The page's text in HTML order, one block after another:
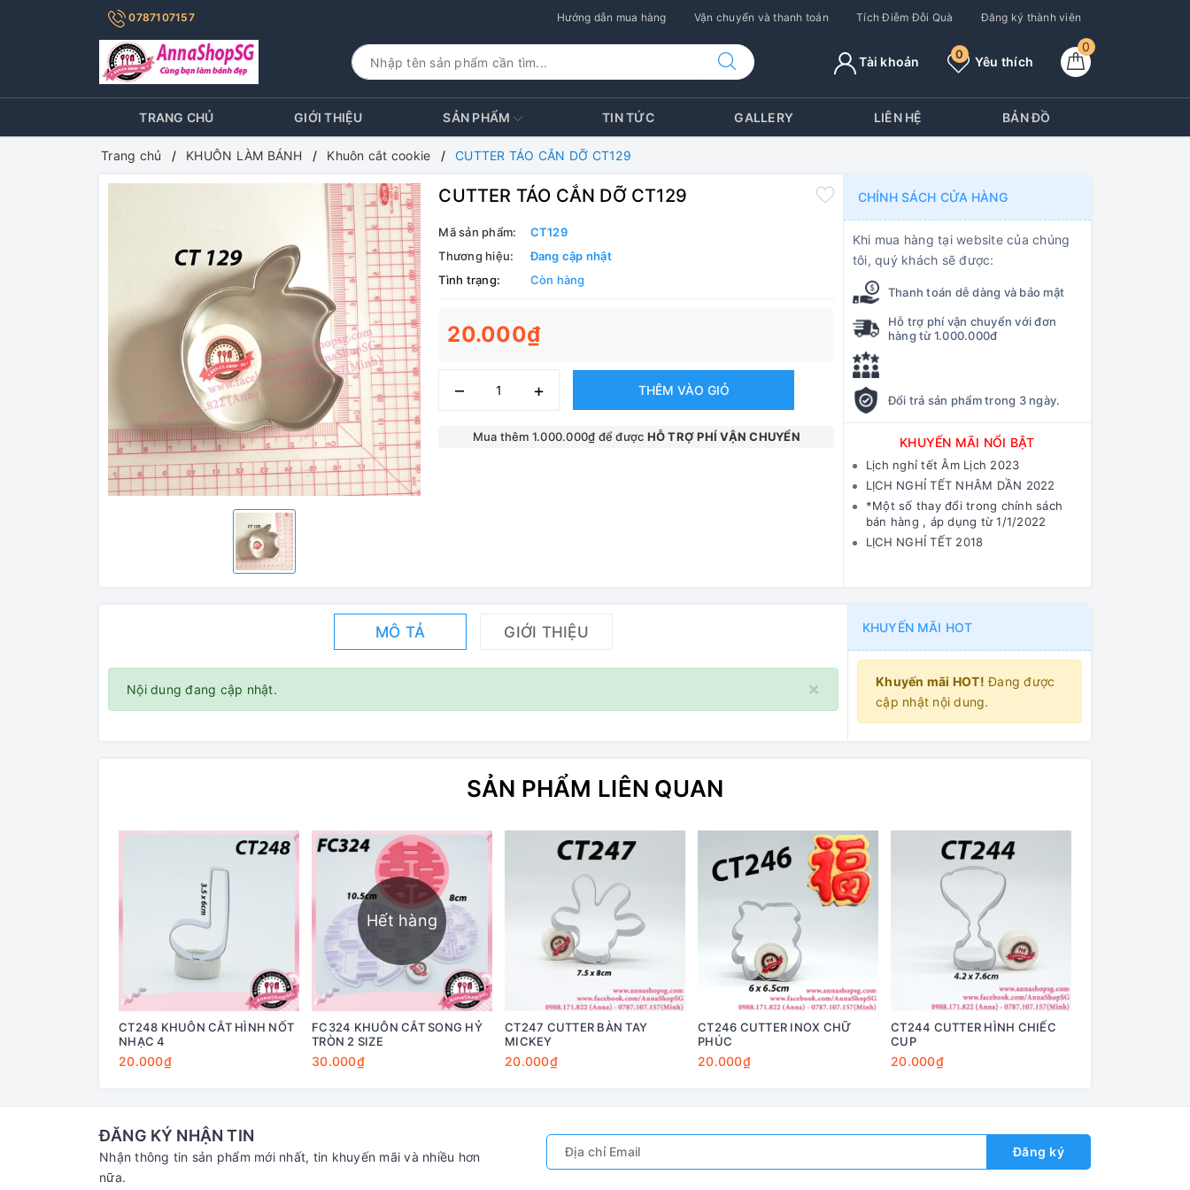
0787107157 Hướng dẫn mua hàng Vận chuyển và thanh toán Tích Điễm Đỗi Quà Đăng ký thành viên
0
Yêu thích
0
Tài khoản
TRANG CHỦ GIỚI THIỆU SẢN PHẨM TIN TỨC GALLERY LIÊN HỆ BẢN ĐỒ
Trang chủ KHUÔN LÀM BÁNH Khuôn cắt cookie CUTTER TÁO CẮN DỠ CT129
CUTTER TÁO CẮN DỠ CT129
Mã sản phẩm:
CT129
Thương hiệu:
Đang cập nhật
Tình trạng:
Còn hàng
20.000₫
– + THÊM VÀO GIỎ
Mua thêm 1.000.000₫ để được HỖ TRỢ PHÍ VẬN CHUYỂN
CHÍNH SÁCH CỬA HÀNG
Khi mua hàng tại website của chúng
tôi, quý khách sẽ được:
Thanh toán dễ dàng và bảo mật
Hỗ trợ phí vận chuyển với đơn
hàng từ 1.000.000đ
Đổi trả sản phẩm trong 3 ngày.
KHUYẾN MÃI NỔI BẬT
Lịch nghỉ tết Âm Lịch 2023
LỊCH NGHỈ TẾT NHÂM DẦN 2022
*Một số thay đổi trong chính sách
bán hàng , áp dụng từ 1/1/2022
LỊCH NGHỈ TẾT 2018
MÔ TẢ GIỚI THIỆU
×
Nội dung đang cập nhật.
KHUYẾN MÃI HOT
Khuyến mãi HOT! Đang được
cập nhật nội dung.
SẢN PHẨM LIÊN QUAN
CT248 KHUÔN CẮT HÌNH NỐT
NHẠC 4
20.000₫
Hết hàng
FC324 KHUÔN CẮT SONG HỶ
TRÒN 2 SIZE
30.000₫
CT247 CUTTER BÀN TAY
MICKEY
20.000₫
CT246 CUTTER INOX CHỮ
PHÚC
20.000₫
CT244 CUTTER HÌNH CHIẾC
CUP
20.000₫
ĐĂNG KÝ NHẬN TIN
Nhận thông tin sản phẩm mới nhất, tin khuyến mãi và nhiều hơn
nữa.
Đăng ký